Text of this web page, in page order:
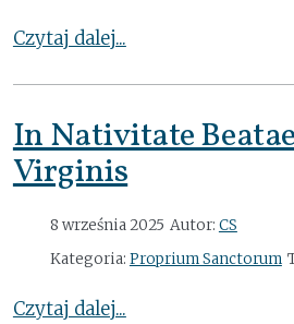
Czytaj dalej...
In Nativitate
Virginis
8 września 2025 Autor: CS
Kategoria: Proprium Sanctorum
Czytaj dalej...